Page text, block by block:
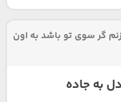
گر سوی تو باشد به اون
به جاده